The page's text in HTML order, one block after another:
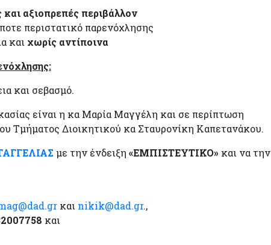
αξιοπρεπές περιβάλλον
περιστατικό παρενόχλησης
και χωρίς αντίποινα
και σεβασμό.
είναι η κα Μαρία Μαγγέλη και σε περίπτωση
Τμήματος Διοικητικού κα Σταυρονίκη Καπετανάκου.
με την ένδειξη «ΕΜΠΙΣΤΕΥΤΙΚΟ» και να την
και nikik@dad.gr.,
και